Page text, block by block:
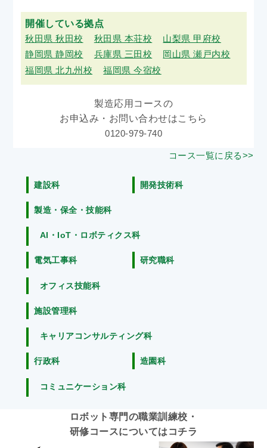
開催している拠点
秋田県 秋田校
秋田県 本荘校
山梨県 甲府校
静岡県 静岡校
兵庫県 三田校
岡山県 瀬戸内校
福岡県 北九州校
福岡県 今宿校
製造応用コースの
お申込み・お問い合わせはこちら
0120-979-740
コース一覧に戻る>>
建設科 開発技術科
製造・保全・技能科
AI・IoT・ロボティクス科
電気工事科 研究職科
オフィス技能科
施設管理科
キャリアコンサルティング科
行政科 造園科
コミュニケーション科
ロボット専門の職業訓練校・
研修コースについてはコチラ